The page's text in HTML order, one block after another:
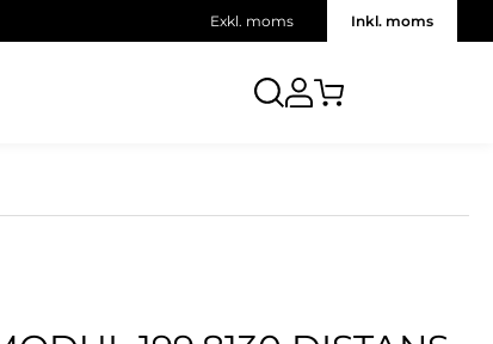
Exkl. moms Inkl. moms